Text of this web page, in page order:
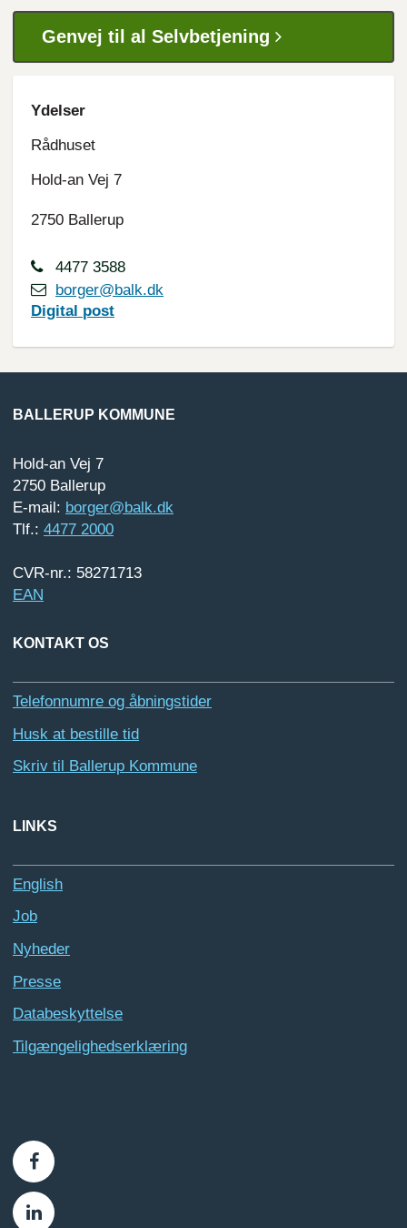
Genvej til al Selvbetjening
Ydelser
Rådhuset
Hold-an Vej 7
2750 Ballerup
4477 3588
borger@balk.dk
Digital post
BALLERUP KOMMUNE
Hold-an Vej 7
2750 Ballerup
E-mail: borger@balk.dk
Tlf.: 4477 2000
CVR-nr.: 58271713
EAN
KONTAKT OS
Telefonnumre og åbningstider
Husk at bestille tid
Skriv til Ballerup Kommune
LINKS
English
Job
Nyheder
Presse
Databeskyttelse
Tilgængelighedserklæring